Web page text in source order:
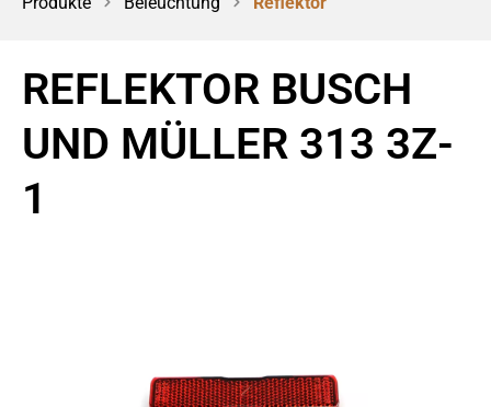
REFLEKTOR BUSCH
UND MÜLLER 313 3Z-
1